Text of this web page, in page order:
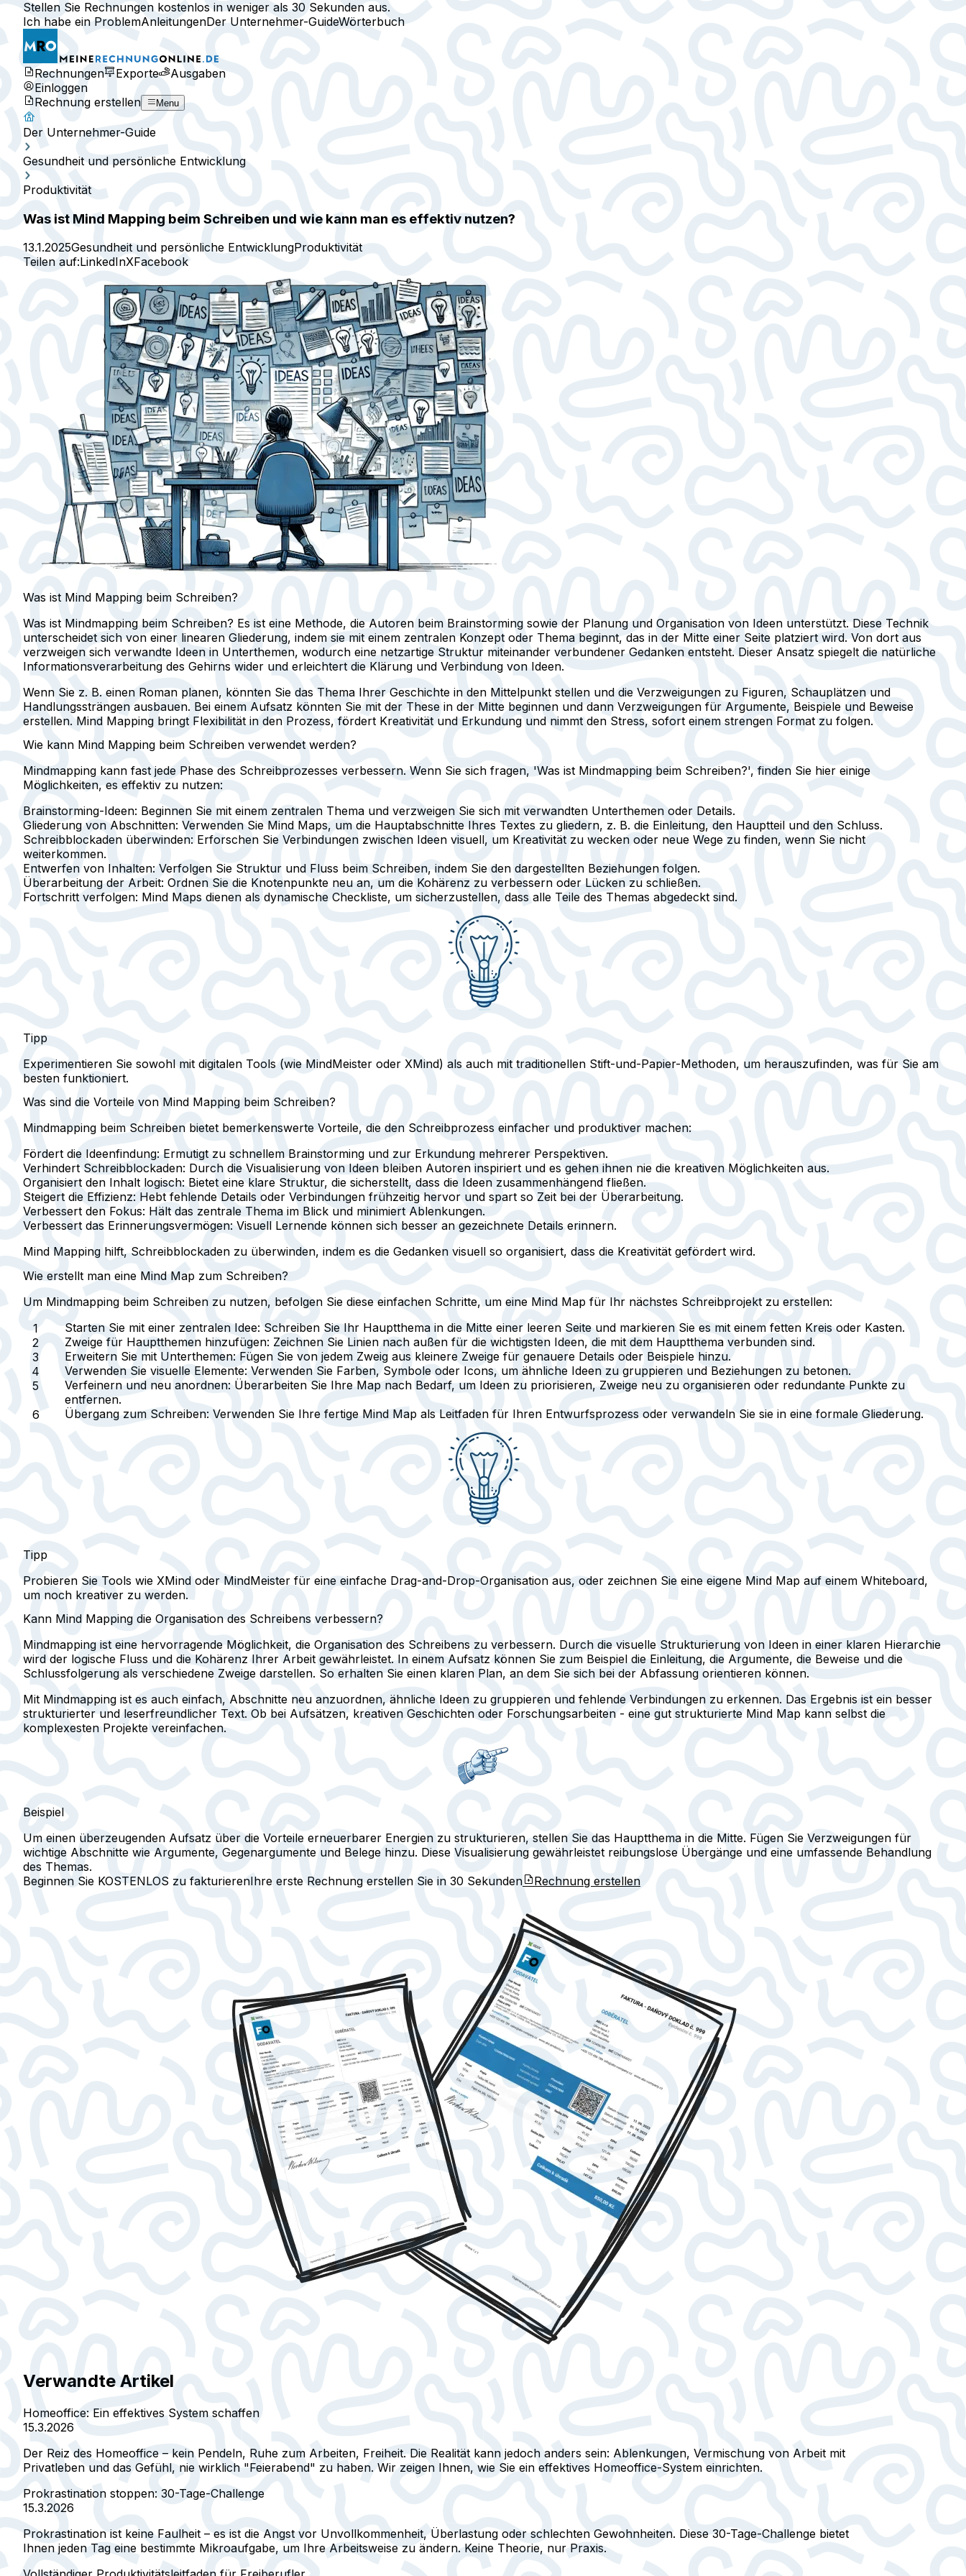
Stellen Sie Rechnungen kostenlos in weniger als 30 Sekunden aus.
Ich habe ein ProblemAnleitungenDer Unternehmer-GuideWörterbuch
Rechnungen Exporte
Ausgaben
Einloggen
Rechnung erstellen
Menu
Der Unternehmer-Guide
Gesundheit und persönliche Entwicklung
Produktivität
Was ist Mind Mapping beim Schreiben und wie kann man es effektiv nutzen?
13.1.2025Gesundheit und persönliche EntwicklungProduktivität
Teilen auf:LinkedInXFacebook
Was ist Mind Mapping beim Schreiben?
Was ist Mindmapping beim Schreiben? Es ist eine Methode, die Autoren beim Brainstorming sowie der Planung und Organisation von Ideen unterstützt. Diese Technik
unterscheidet sich von einer linearen Gliederung, indem sie mit einem zentralen Konzept oder Thema beginnt, das in der Mitte einer Seite platziert wird. Von dort aus
verzweigen sich verwandte Ideen in Unterthemen, wodurch eine netzartige Struktur miteinander verbundener Gedanken entsteht. Dieser Ansatz spiegelt die natürliche
Informationsverarbeitung des Gehirns wider und erleichtert die Klärung und Verbindung von Ideen.
Wenn Sie z. B. einen Roman planen, könnten Sie das Thema Ihrer Geschichte in den Mittelpunkt stellen und die Verzweigungen zu Figuren, Schauplätzen und
Handlungssträngen ausbauen. Bei einem Aufsatz könnten Sie mit der These in der Mitte beginnen und dann Verzweigungen für Argumente, Beispiele und Beweise
erstellen. Mind Mapping bringt Flexibilität in den Prozess, fördert Kreativität und Erkundung und nimmt den Stress, sofort einem strengen Format zu folgen.
Wie kann Mind Mapping beim Schreiben verwendet werden?
Mindmapping kann fast jede Phase des Schreibprozesses verbessern. Wenn Sie sich fragen, 'Was ist Mindmapping beim Schreiben?', finden Sie hier einige
Möglichkeiten, es effektiv zu nutzen:
Brainstorming-Ideen: Beginnen Sie mit einem zentralen Thema und verzweigen Sie sich mit verwandten Unterthemen oder Details.
Gliederung von Abschnitten: Verwenden Sie Mind Maps, um die Hauptabschnitte Ihres Textes zu gliedern, z. B. die Einleitung, den Hauptteil und den Schluss.
Schreibblockaden überwinden: Erforschen Sie Verbindungen zwischen Ideen visuell, um Kreativität zu wecken oder neue Wege zu finden, wenn Sie nicht
weiterkommen.
Entwerfen von Inhalten: Verfolgen Sie Struktur und Fluss beim Schreiben, indem Sie den dargestellten Beziehungen folgen.
Überarbeitung der Arbeit: Ordnen Sie die Knotenpunkte neu an, um die Kohärenz zu verbessern oder Lücken zu schließen.
Fortschritt verfolgen: Mind Maps dienen als dynamische Checkliste, um sicherzustellen, dass alle Teile des Themas abgedeckt sind.
Tipp
Experimentieren Sie sowohl mit digitalen Tools (wie MindMeister oder XMind) als auch mit traditionellen Stift-und-Papier-Methoden, um herauszufinden, was für Sie am
besten funktioniert.
Was sind die Vorteile von Mind Mapping beim Schreiben?
Mindmapping beim Schreiben bietet bemerkenswerte Vorteile, die den Schreibprozess einfacher und produktiver machen:
Fördert die Ideenfindung: Ermutigt zu schnellem Brainstorming und zur Erkundung mehrerer Perspektiven.
Verhindert Schreibblockaden: Durch die Visualisierung von Ideen bleiben Autoren inspiriert und es gehen ihnen nie die kreativen Möglichkeiten aus.
Organisiert den Inhalt logisch: Bietet eine klare Struktur, die sicherstellt, dass die Ideen zusammenhängend fließen.
Steigert die Effizienz: Hebt fehlende Details oder Verbindungen frühzeitig hervor und spart so Zeit bei der Überarbeitung.
Verbessert den Fokus: Hält das zentrale Thema im Blick und minimiert Ablenkungen.
Verbessert das Erinnerungsvermögen: Visuell Lernende können sich besser an gezeichnete Details erinnern.
Mind Mapping hilft, Schreibblockaden zu überwinden, indem es die Gedanken visuell so organisiert, dass die Kreativität gefördert wird.
Wie erstellt man eine Mind Map zum Schreiben?
Um Mindmapping beim Schreiben zu nutzen, befolgen Sie diese einfachen Schritte, um eine Mind Map für Ihr nächstes Schreibprojekt zu erstellen:
Starten Sie mit einer zentralen Idee: Schreiben Sie Ihr Hauptthema in die Mitte einer leeren Seite und markieren Sie es mit einem fetten Kreis oder Kasten.
Zweige für Hauptthemen hinzufügen: Zeichnen Sie Linien nach außen für die wichtigsten Ideen, die mit dem Hauptthema verbunden sind.
Erweitern Sie mit Unterthemen: Fügen Sie von jedem Zweig aus kleinere Zweige für genauere Details oder Beispiele hinzu.
Verwenden Sie visuelle Elemente: Verwenden Sie Farben, Symbole oder Icons, um ähnliche Ideen zu gruppieren und Beziehungen zu betonen.
Verfeinern und neu anordnen: Überarbeiten Sie Ihre Map nach Bedarf, um Ideen zu priorisieren, Zweige neu zu organisieren oder redundante Punkte zu
entfernen.
Übergang zum Schreiben: Verwenden Sie Ihre fertige Mind Map als Leitfaden für Ihren Entwurfsprozess oder verwandeln Sie sie in eine formale Gliederung.
Tipp
Probieren Sie Tools wie XMind oder MindMeister für eine einfache Drag-and-Drop-Organisation aus, oder zeichnen Sie eine eigene Mind Map auf einem Whiteboard,
um noch kreativer zu werden.
Kann Mind Mapping die Organisation des Schreibens verbessern?
Mindmapping ist eine hervorragende Möglichkeit, die Organisation des Schreibens zu verbessern. Durch die visuelle Strukturierung von Ideen in einer klaren Hierarchie
wird der logische Fluss und die Kohärenz Ihrer Arbeit gewährleistet. In einem Aufsatz können Sie zum Beispiel die Einleitung, die Argumente, die Beweise und die
Schlussfolgerung als verschiedene Zweige darstellen. So erhalten Sie einen klaren Plan, an dem Sie sich bei der Abfassung orientieren können.
Mit Mindmapping ist es auch einfach, Abschnitte neu anzuordnen, ähnliche Ideen zu gruppieren und fehlende Verbindungen zu erkennen. Das Ergebnis ist ein besser
strukturierter und leserfreundlicher Text. Ob bei Aufsätzen, kreativen Geschichten oder Forschungsarbeiten - eine gut strukturierte Mind Map kann selbst die
komplexesten Projekte vereinfachen.
Beispiel
Um einen überzeugenden Aufsatz über die Vorteile erneuerbarer Energien zu strukturieren, stellen Sie das Hauptthema in die Mitte. Fügen Sie Verzweigungen für
wichtige Abschnitte wie Argumente, Gegenargumente und Belege hinzu. Diese Visualisierung gewährleistet reibungslose Übergänge und eine umfassende Behandlung
des Themas.
Beginnen Sie KOSTENLOS zu fakturierenIhre erste Rechnung erstellen Sie in 30 Sekunden Rechnung erstellen
Verwandte Artikel
Homeoffice: Ein effektives System schaffen
15.3.2026
Der Reiz des Homeoffice – kein Pendeln, Ruhe zum Arbeiten, Freiheit. Die Realität kann jedoch anders sein: Ablenkungen, Vermischung von Arbeit mit
Privatleben und das Gefühl, nie wirklich "Feierabend" zu haben. Wir zeigen Ihnen, wie Sie ein effektives Homeoffice-System einrichten.
Prokrastination stoppen: 30-Tage-Challenge
15.3.2026
Prokrastination ist keine Faulheit – es ist die Angst vor Unvollkommenheit, Überlastung oder schlechten Gewohnheiten. Diese 30-Tage-Challenge bietet
Ihnen jeden Tag eine bestimmte Mikroaufgabe, um Ihre Arbeitsweise zu ändern. Keine Theorie, nur Praxis.